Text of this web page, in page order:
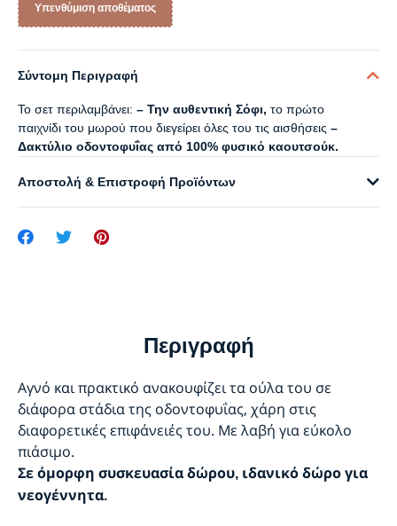
Σύντομη Περιγραφή
Το σετ περιλαμβάνει: – Την αυθεντική Σόφι, το πρώτο
παιχνίδι του μωρού που διεγείρει όλες του τις αισθήσεις –
Δακτύλιο οδοντοφυΐας από 100% φυσικό καουτσούκ.
Αποστολή & Επιστροφή Προϊόντων
Περιγραφή
Αγνό και πρακτικό ανακουφίζει τα ούλα του σε
διάφορα στάδια της οδοντοφυΐας, χάρη στις
διαφορετικές επιφάνειές του. Με λαβή για εύκολο
πιάσιμο.
Σε όμορφη συσκευασία δώρου, ιδανικό δώρο για
νεογέννητα.